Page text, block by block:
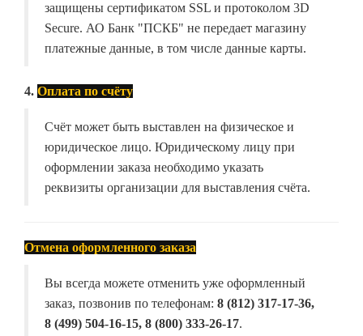
защищены сертификатом SSL и протоколом 3D
Secure. АО Банк "ПСКБ" не передает магазину
платежные данные, в том числе данные карты.
4. Оплата по счёту
Счёт может быть выставлен на физическое и
юридическое лицо. Юридическому лицу при
оформлении заказа необходимо указать
реквизиты организации для выставления счёта.
Отмена оформленного заказа
Вы всегда можете отменить уже оформленный
заказ, позвонив по телефонам: 8 (812) 317-17-36,
8 (499) 504-16-15, 8 (800) 333-26-17.